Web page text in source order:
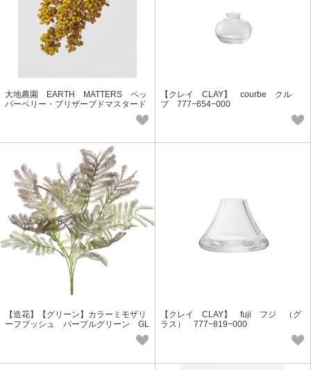
大地農園 EARTH MATTERS ペッ
パーベリー・プリザーブドマスタード
【クレイ CLAY】 courbe クル
ブ 777−654−000
【造花】【グリーン】カラーミモザリ
ーフブッシュ パープルグリーン GL
【クレイ CLAY】 fuji フジ （グ
ラス） 777−819−000